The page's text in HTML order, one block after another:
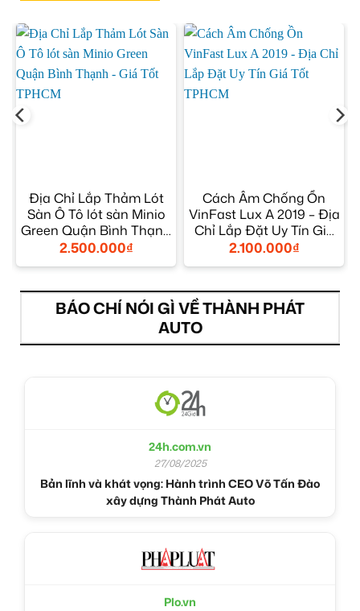
Địa Chỉ Lắp Thảm Lót
Sàn Ô Tô lót sàn Minio
Green Quận Bình Thạnh
– Giá Tốt TPHCM
2.500.000₫
Cách Âm Chống Ồn
VinFast Lux A 2019 – Địa
Chỉ Lắp Đặt Uy Tín Giá
Tốt TPHCM
2.100.000₫
BÁO CHÍ NÓI GÌ VỀ THÀNH PHÁT
AUTO
24h.com.vn
27/08/2025
Bản lĩnh và khát vọng: Hành trình CEO Võ Tấn Đào
xây dựng Thành Phát Auto
Plo.vn